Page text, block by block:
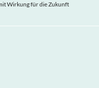
Wirkung für die Zukunft